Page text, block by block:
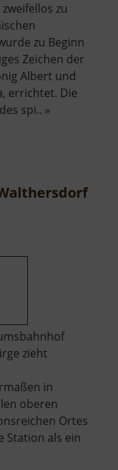
zu
zu Beginn
Zeichen der
Albert und
errichtet. Die
spi.. »
zieht
in
oberen
Ortes
Station als ein